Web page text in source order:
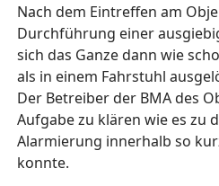
Nach dem Eintreffen am
Durchführung einer
sich das Ganze dann wie
als in einem Fahrstuhl
Der Betreiber der BMA des
Aufgabe zu klären wie es zu
Alarmierung innerhalb so
konnte.